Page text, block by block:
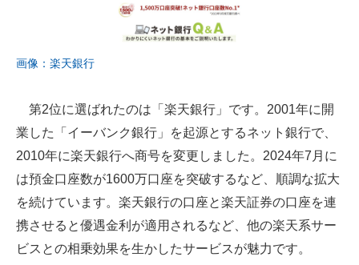
画像：楽天銀行
第2位に選ばれたのは「楽天銀行」です。2001年に開
業した「イーバンク銀行」を起源とするネット銀行で、
2010年に楽天銀行へ商号を変更しました。2024年7月に
は預金口座数が1600万口座を突破するなど、順調な拡大
を続けています。楽天銀行の口座と楽天証券の口座を連
携させると優遇金利が適用されるなど、他の楽天系サー
ビスとの相乗効果を生かしたサービスが魅力です。